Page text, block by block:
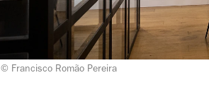
© Francisco Romão Pereira